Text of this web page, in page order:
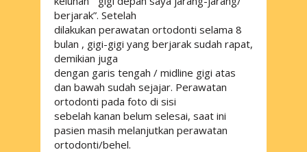
berjarak”. Setelah
dilakukan perawatan ortodonti selama 8
bulan , gigi-gigi yang berjarak sudah rapat,
demikian juga
dengan garis tengah / midline gigi atas
dan bawah sudah sejajar. Perawatan
ortodonti pada foto di sisi
sebelah kanan belum selesai, saat ini
pasien masih melanjutkan perawatan
ortodonti/behel.